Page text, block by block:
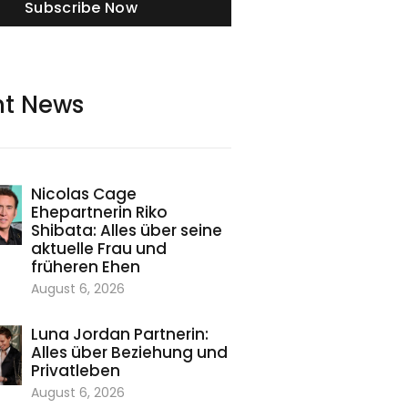
Subscribe Now
News
Nicolas Cage
Ehepartnerin Riko
Shibata: Alles über seine
aktuelle Frau und
früheren Ehen
August 6, 2026
Luna Jordan Partnerin:
Alles über Beziehung und
Privatleben
August 6, 2026